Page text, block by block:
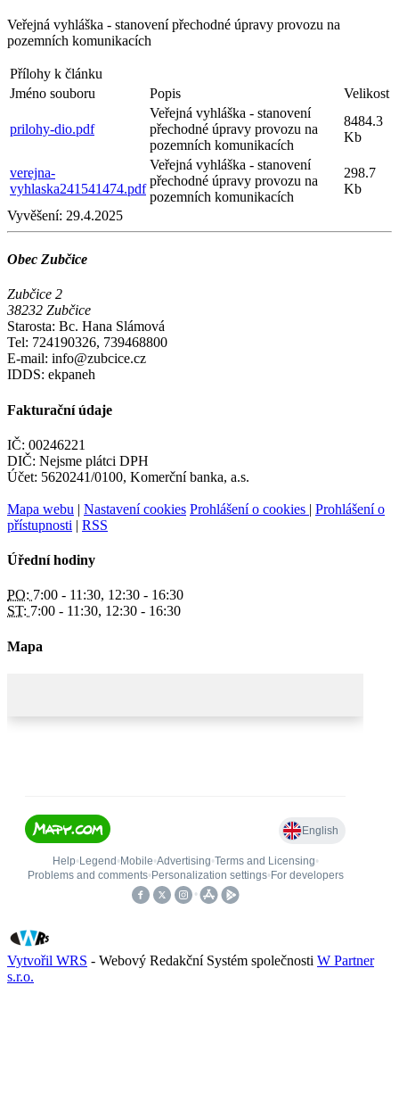
Veřejná vyhláška - stanovení přechodné úpravy provozu na
pozemních komunikacích
Přílohy k článku
Jméno souboru
Popis Velikost
prilohy-dio.pdf
Veřejná vyhláška - stanovení
přechodné úpravy provozu na
pozemních komunikacích
8484.3
Kb
verejna-
vyhlaska241541474.pdf
Veřejná vyhláška - stanovení
přechodné úpravy provozu na
pozemních komunikacích
298.7
Kb
Vyvěšení: 29.4.2025
Obec Zubčice
Zubčice 2
38232 Zubčice
Starosta: Bc. Hana Slámová
Tel: 724190326, 739468800
E-mail: info@zubcice.cz
IDDS: ekpaneh
Fakturační údaje
IČ: 00246221
DIČ: Nejsme plátci DPH
Účet: 5620241/0100, Komerční banka, a.s.
Mapa webu | Nastavení cookies Prohlášení o cookies | Prohlášení o
přístupnosti | RSS
Úřední hodiny
PO: 7:00 - 11:30, 12:30 - 16:30
ST: 7:00 - 11:30, 12:30 - 16:30
Mapa
Vytvořil WRS - Webový Redakční Systém společnosti W Partner
s.r.o.